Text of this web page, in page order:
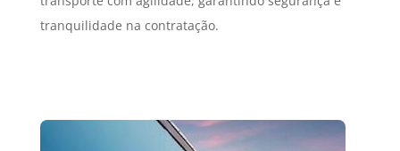
tranquilidade na contratação.